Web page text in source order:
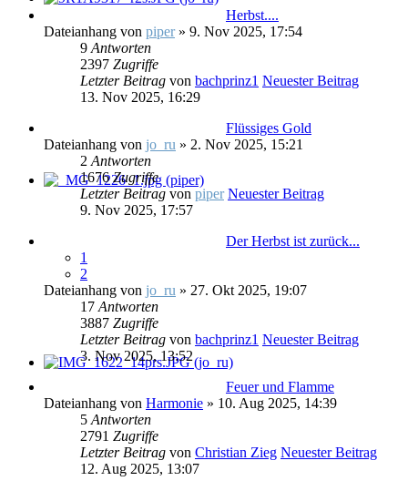
Herbst....
Dateianhang von piper» 9. Nov 2025, 17:54
9 Antworten
2397 Zugriffe
Letzter Beitrag von bachprinz1 Neuester Beitrag
13. Nov 2025, 16:29
Flüssiges Gold
Dateianhang von jo_ru » 2. Nov 2025, 15:21
2 Antworten
1676Zugriffe
Letzter Beitrag von piper Neuester Beitrag
9. Nov 2025, 17:57
Der Herbst ist zurück...
1
2
Dateianhang von jo_ru » 27. Okt 2025, 19:07
17 Antworten
3887 Zugriffe
Letzter Beitrag von bachprinz1 Neuester Beitrag
3. Nov 2025, 13:52
Feuer und Flamme
Dateianhang von Harmonie » 10. Aug 2025, 14:39
5 Antworten
2791 Zugriffe
Letzter Beitrag von Christian Zieg Neuester Beitrag
12. Aug 2025, 13:07